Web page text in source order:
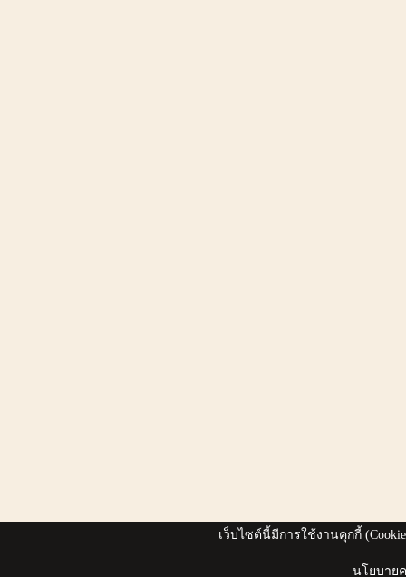
เว็บไซต์นี้มีการใช้งานคุกกี้
นโยบาย